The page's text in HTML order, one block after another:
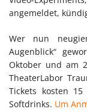
angemeldet,
Wer nun
Augenblick“
Oktober und am
TheaterLabor
Tickets kosten
Softdrinks. Um